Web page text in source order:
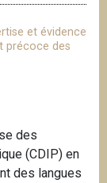
et évidence
précoce des
des
(CDIP) en
des langues